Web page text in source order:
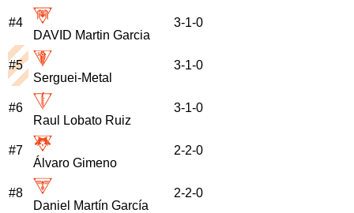
#4
DAVID Martin Garcia
3-1-0
#5
Serguei-Metal
3-1-0
#6
Raul Lobato Ruiz
3-1-0
#7
Álvaro Gimeno
2-2-0
#8
Daniel Martín García
2-2-0